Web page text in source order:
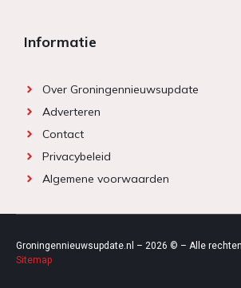
Informatie
Over Groningennieuwsupdate
Adverteren
Contact
Privacybeleid
Algemene voorwaarden
Groningennieuwsupdate.nl – 2026 © – Alle
Sitemap